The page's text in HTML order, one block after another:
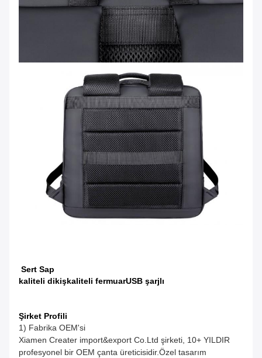
Sert Sap
kaliteli dikişkaliteli fermuarUSB şarjlı
Şirket Profili
1) Fabrika OEM'si
Xiamen Creater import&export Co.Ltd şirketi, 10+ YILDIR
profesyonel bir OEM çanta üreticisidir.Özel tasarım